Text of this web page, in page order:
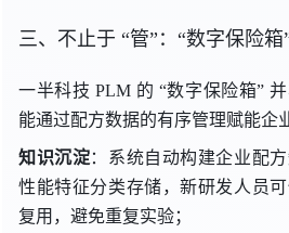
三、不止于 “管”：“数字保险箱
一半科技 PLM 的 “数字保险箱” 并
能通过配方数据的有序管理赋能企
知识沉淀：系统自动构建企业配
性能特征分类存储，新研发人员
复用，避免重复实验；